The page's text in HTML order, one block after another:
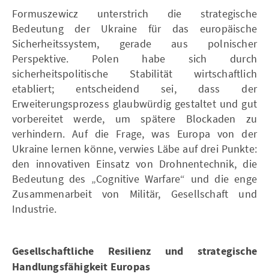
Formuszewicz unterstrich die strategische
Bedeutung der Ukraine für das europäische
Sicherheitssystem, gerade aus polnischer
Perspektive. Polen habe sich durch
sicherheitspolitische Stabilität wirtschaftlich
etabliert; entscheidend sei, dass der
Erweiterungsprozess glaubwürdig gestaltet und gut
vorbereitet werde, um spätere Blockaden zu
verhindern. Auf die Frage, was Europa von der
Ukraine lernen könne, verwies Läbe auf drei Punkte:
den innovativen Einsatz von Drohnentechnik, die
Bedeutung des „Cognitive Warfare“ und die enge
Zusammenarbeit von Militär, Gesellschaft und
Industrie.
Gesellschaftliche Resilienz und strategische
Handlungsfähigkeit Europas